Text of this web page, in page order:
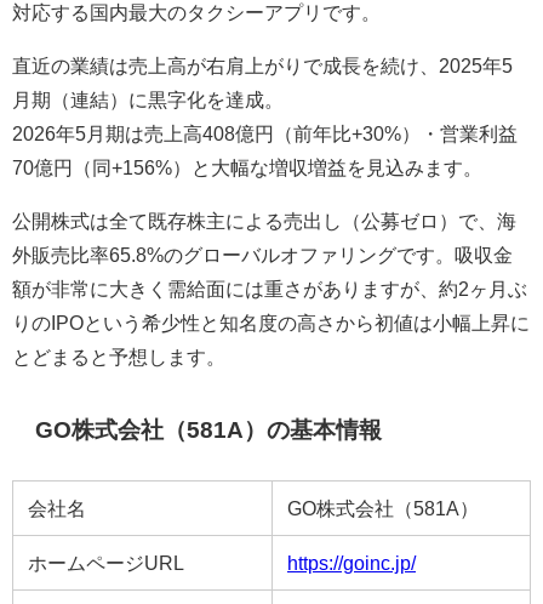
対応する国内最大のタクシーアプリです。
直近の業績は売上高が右肩上がりで成長を続け、 2025年5
月期（連結）に黒字化を達成。
2026年5 月期は売上高408億円（前年比+30%）・営業利益
70億円（同+156%）と大幅な増収増益を見込みます。
公開株式は全て既存株主による売出し（公募ゼロ）で、海
外販売比率65.8%のグローバルオファリングです。吸収金
額が非常に大きく需給面には重さがありますが、約2ヶ月ぶ
りの IPOという希少性と知名度の高さから初値は小幅上昇に
とどまると予想します。
GO株式会社（581A）の基本情報
会社名 GO株式会社（581A）
ホームページURL https://goinc.jp/